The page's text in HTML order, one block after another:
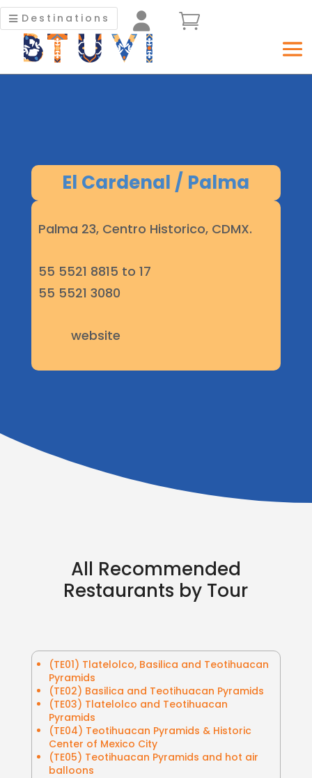
Destinations  
El Cardenal / Palma
Palma 23, Centro Historico, CDMX.
55 5521 8815 to 17
55 5521 3080
website
All Recommended
Restaurants by Tour
(TE01) Tlatelolco, Basilica and Teotihuacan
Pyramids
(TE02) Basilica and Teotihuacan Pyramids
(TE03) Tlatelolco and Teotihuacan
Pyramids
(TE04) Teotihuacan Pyramids & Historic
Center of Mexico City
(TE05) Teotihuacan Pyramids and hot air
balloons